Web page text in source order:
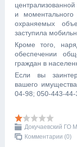
и
охраняемых
заступила
Кроме того,
обеспечении
граждан в
Если вы
вашего
04-98; 050-443-44-
Докучаевский ГО
Комментарии (0)